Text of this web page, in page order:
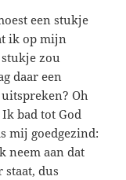
een stukje
ik op mijn
zou
daar een
Oh
bad tot God
mij goedgezind:
neem aan dat
dus